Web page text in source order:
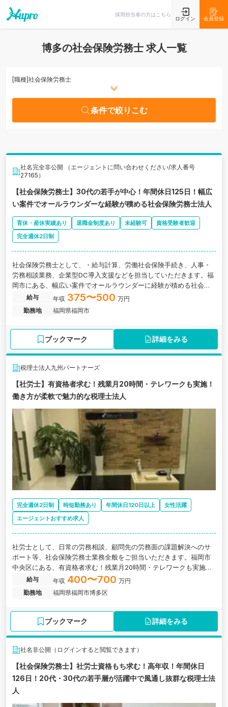
採用担当者の方はこちら
ログイン 会員登録
博多の社会保険労務士 求人一覧
[職種]社会保険労務士
条件で絞りこむ
社名完全非公開 （エージェントに問い合わせください/求人番号
27165）
【社会保険労務士】30代の若手が中心！年間休日125日！幅広
い案件でオールラウンダーな経験が積める社会保険労務士法人
育休・産休実績あり 退職金制度あり 未経験可
資格受験者歓迎
完全週休2日制
社会保険労務士として、・給与計算、労働社会保険手続き、人事・
労務相談業務、企業型DC導入支援などを担当していただきます。福
岡市にある、幅広い案件でオールラウンダーに経験が積める社会保
険労務士法人の求人です、
給与 年収 375〜500 万円
勤務地
福岡県福岡市
ブックマーク 詳細をみる
税理士法人九州パートナーズ
【社労士】有資格者求む！残業月20時間・テレワークも実施！
働き方が柔軟で魅力的な税理士法人
完全週休2日制 時短勤務あり 年間休日120日以上
女性活躍
エージェントおすすめ求人
社労士として、日常の労務相談、顧問先の労務面の課題解決へのサ
ポート等、社会保険労務士業務全般をご担当いただきます。福岡市
中央区にある、有資格者求む！残業月20時間・テレワークも実施！
働き方が柔軟で魅力的な税理士法人の求人です。
給与 年収 400〜700 万円
勤務地
福岡県福岡市博多区
ブックマーク 詳細をみる
社名非公開（ログインすると閲覧できます）
【社会保険労務士】社労士資格もち求む！高年収！年間休日
126日！20代・30代の若手層が活躍中で風通し抜群な税理士法
人